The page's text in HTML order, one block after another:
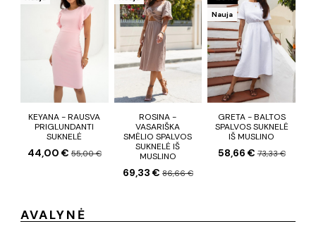
KEYANA - RAUSVA
PRIGLUNDANTI
SUKNELĖ
44,00 €55,00 €
ROSINA -
VASARIŠKA
SMĖLIO SPALVOS
SUKNELĖ IŠ
MUSLINO
69,33 € 86,66 €
Nauja
GRETA - BALTOS
SPALVOS SUKNELĖ
IŠ MUSLINO
58,66 €73,33 €
AVALYNĖ